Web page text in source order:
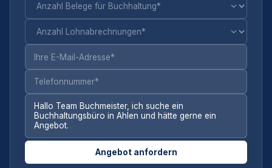
Angebot anfordern